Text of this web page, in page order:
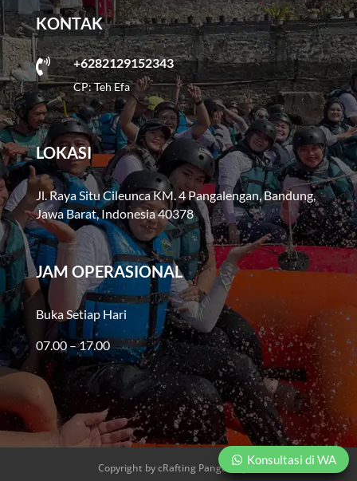
KONTAK
 +6282129152343
CP: Teh Efa
Konsultasi di WA
LOKASI
Jl. Raya Situ Cileunca KM. 4 Pangalengan, Bandung,
Jawa Barat, Indonesia 40378
JAM OPERASIONAL
Buka Setiap Hari
07.00 – 17.00
Copyright by cRafting Pangalengan